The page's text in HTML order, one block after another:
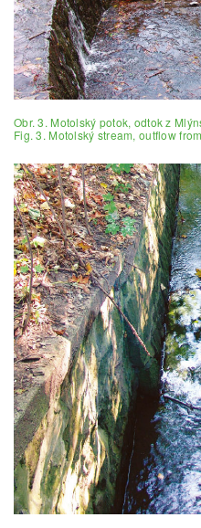
Obr. 3. Motolský potok, odtok z
Fig. 3. Motolský stream, outflow